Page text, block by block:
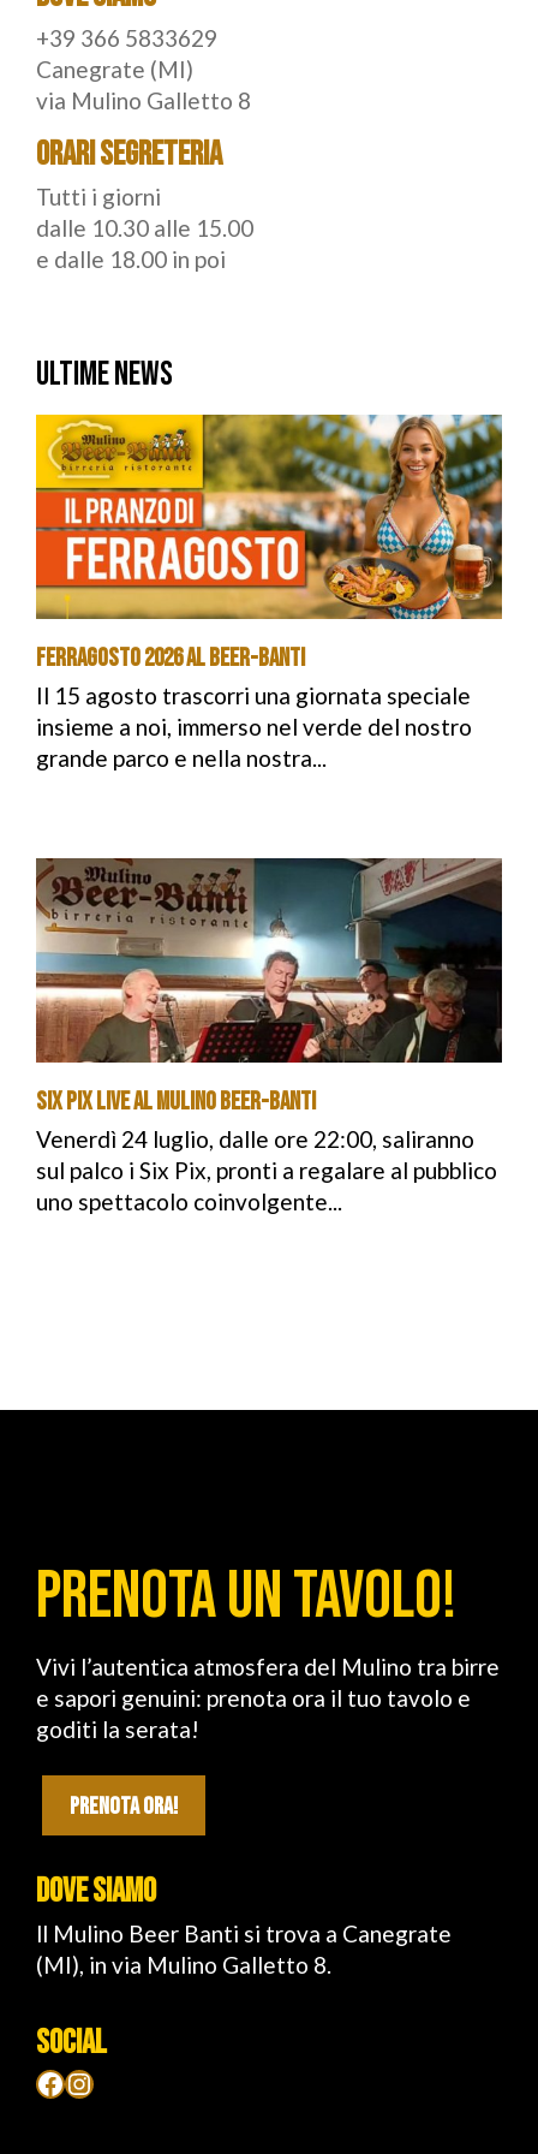
+39 366 5833629
Canegrate (MI)
via Mulino Galletto 8
ORARI SEGRETERIA
Tutti i giorni
dalle 10.30 alle 15.00
e dalle 18.00 in poi
ULTIME NEWS
Ferragosto 2026 al Beer-Banti
Il 15 agosto trascorri una giornata speciale
insieme a noi, immerso nel verde del nostro
grande parco e nella nostra...
Six Pix live al Mulino Beer-Banti
Venerdì 24 luglio, dalle ore 22:00, saliranno
sul palco i Six Pix, pronti a regalare al pubblico
uno spettacolo coinvolgente...
PRENOTA UN TAVOLO!
Vivi l’autentica atmosfera del Mulino tra birre
e sapori genuini: prenota ora il tuo tavolo e
goditi la serata!
PRENOTA ORA!
DOVE SIAMO
ll Mulino Beer Banti si trova a Canegrate
(MI), in via Mulino Galletto 8.
SOCIAL
Facebook Instagram